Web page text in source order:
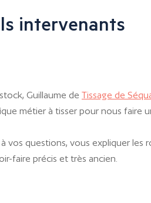
intervenants
Guillaume de Tissage de
métier à tisser pour nous faire
vos questions, vous expliquer les
faire précis et très ancien.